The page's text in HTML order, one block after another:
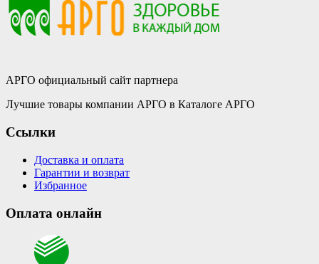
АРГО официальный сайт партнера
Лучшие товары компании АРГО в Каталоге АРГО
Ссылки
Доставка и оплата
Гарантии и возврат
Избранное
Оплата онлайн